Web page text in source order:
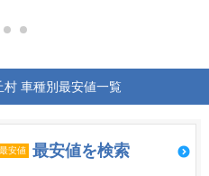
村 車種別最安値一覧
最安値 最安値を検索